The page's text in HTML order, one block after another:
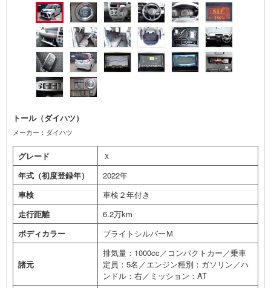
トール（ダイハツ）
メーカー：ダイハツ
グレード
Ｘ
年式（初度登録年）
2022年
車検
車検２年付き
走行距離
6.2万km
ボディカラー
ブライトシルバーＭ
諸元
排気量：1000cc／コンパクトカー／乗車
定員：5名／エンジン種別：ガソリン／ハ
ンドル：右／ミッション：AT